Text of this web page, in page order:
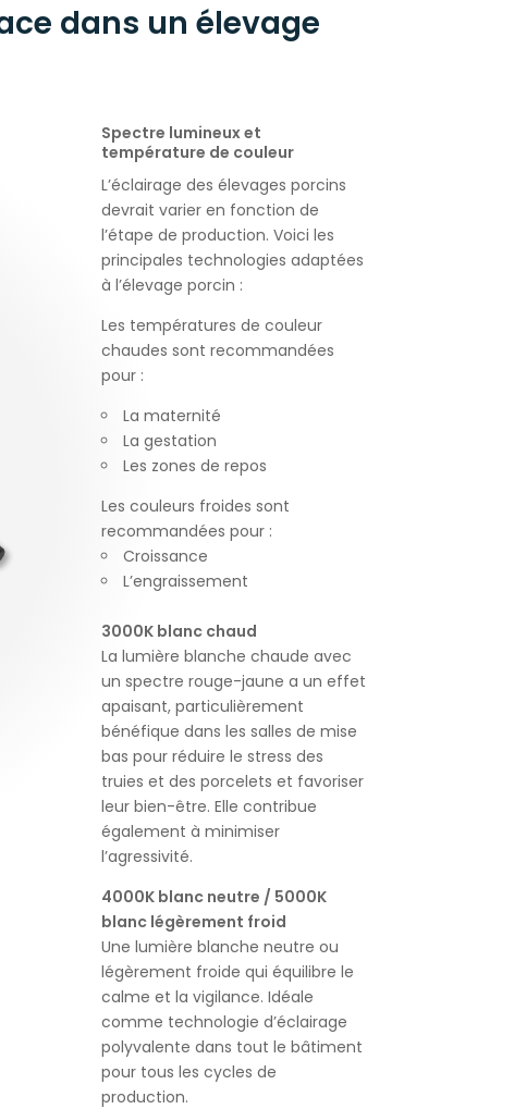
dans un élevage
Spectre lumineux et
température de couleur
L’éclairage des élevages porcins
devrait varier en fonction de
l’étape de production. Voici les
principales technologies adaptées
à l’élevage porcin :
Les températures de couleur
chaudes sont recommandées
pour :
La maternité
La gestation
Les zones de repos
Les couleurs froides sont
recommandées pour :
Croissance
L’engraissement
3000K blanc chaud
La lumière blanche chaude avec
un spectre rouge-jaune a un effet
apaisant, particulièrement
bénéfique dans les salles de mise
bas pour réduire le stress des
truies et des porcelets et favoriser
leur bien-être. Elle contribue
également à minimiser
l’agressivité.
4000K blanc neutre / 5000K
blanc légèrement froid
Une lumière blanche neutre ou
légèrement froide qui équilibre le
calme et la vigilance. Idéale
comme technologie d’éclairage
polyvalente dans tout le bâtiment
pour tous les cycles de
production.